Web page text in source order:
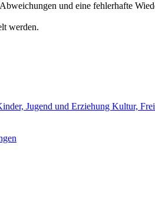
und eine fehlerhafte
werden.
Jugend und Erziehung Kultur,